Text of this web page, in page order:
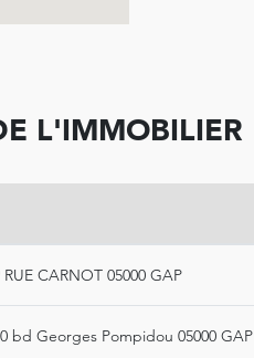
L'IMMOBILIER
RUE CARNOT 05000 GAP
bd Georges Pompidou 05000 GAP